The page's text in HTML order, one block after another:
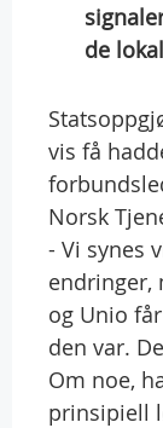
de
vis få
Norsk
- Vi synes
endringer,
og Unio
den var.
Om noe,
prinsipiell